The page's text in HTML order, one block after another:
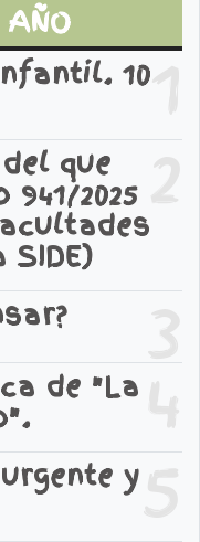
AÑO
1
10
2
que
2025
3
4
de "La
5
y